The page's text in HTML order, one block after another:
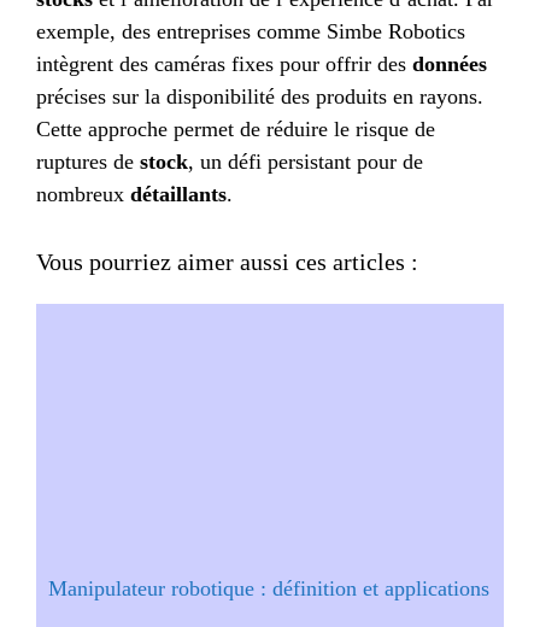
exemple, des entreprises comme Simbe Robotics
intègrent des caméras fixes pour offrir des données
précises sur la disponibilité des produits en rayons.
Cette approche permet de réduire le risque de
ruptures de stock, un défi persistant pour de
nombreux détaillants.
Vous pourriez aimer aussi ces articles :
Manipulateur robotique : définition et applications